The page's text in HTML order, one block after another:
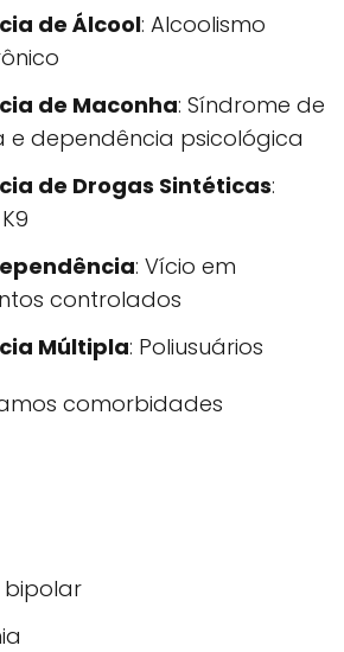
de Álcool: Alcoolismo
de Maconha: Síndrome de
e dependência psicológica
de Drogas Sintéticas:
: Vício em
controlados
Múltipla: Poliusuários
comorbidades
bipolar